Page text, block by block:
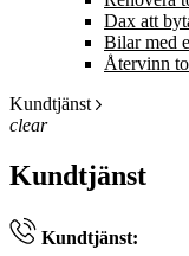
Dax att
Bilar med
Återvinn
Kundtjänst
clear
Kundtjänst
Kundtjänst: